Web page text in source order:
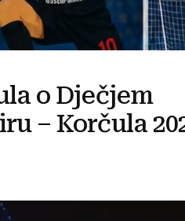
o Dječjem
– Korčula